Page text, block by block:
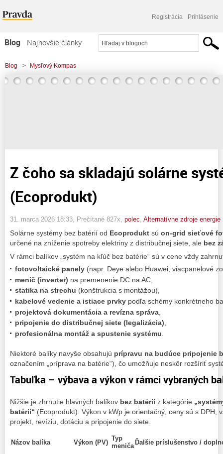
Registrácia Prihlásenie
Blog
Najnovšie články
Najčítanejšie články
Najkomentovanejšie články
Blog > Mysľový Kompas
> Z čoho sa skladajú solárne systémy bez batérií (Ecoprodukt)
Z čoho sa skladajú solárne
(Ecoprodukt)
31. marca 2026 18:33 , Prečítané 827x, polec Alternatívne zdroje energie
Solárne systémy bez batérií od Ecoprodukt sú on‑grid sieťové
určené na zníženie spotreby elektriny z distribučnej siete, ale bez
V rámci balíkov „systém na kľúč bez batérie“ sú v cene vždy
fotovoltaické panely (napr. Deye alebo Huawei, viacpanelové
menič (inverter) na premenenie DC na AC,
statika na strechu (konštrukcia s montážou),
kabelové vedenie a istiace prvky podľa schémy konkrétneho
projektová dokumentácia a revízna správa
pripojenie do distribučnej siete (legalizácia),
profesionálna montáž a spustenie systému
Niektoré balíky navyše obsahujú prípravu na budúce pripojenie
označením „príprava na batérie“), čo umožňuje neskôr rozšíriť
Tabuľka – výbava a výkon v rámci vybraných
Nižšie je zhrnutie hlavných balíkov bez batériíz kategórie
batérií“ (Ecoprodukt). Výkon v kWp je orientačný, ceny sú s DPH,
projekt, revíziu, dotáciu a pripojenie do siete.
Názov balíka Výkon (PV)
Typ
meniča Ďalšie príslušenstvo /